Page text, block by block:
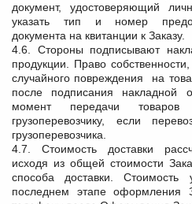
документ, удостоверяющий
указать тип и номер
документа на квитанции к Заказу.
4.6. Стороны подписывают
продукции. Право
случайного повреждения на
после подписания
момент передачи товаров
грузоперевозчику, если
грузоперевозчика.
4.7. Стоимость доставки
исходя из общей стоимости
способа доставки.
последнем этапе оформления